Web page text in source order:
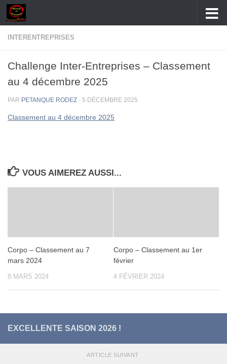
Skip to content
INTERENTREPRISES
Challenge Inter-Entreprises – Classement
au 4 décembre 2025
PAR PETANQUE RODEZ · 5 DÉCEMBRE 2025
Classement au 4 décembre 2025
VOUS AIMEREZ AUSSI...
Corpo – Classement au 7
mars 2024
8 MARS 2024
Corpo – Classement au 1er
février
4 FÉVRIER 2024
EXCELLENTE SAISON 2026 !
ARTICLE SUIVANT